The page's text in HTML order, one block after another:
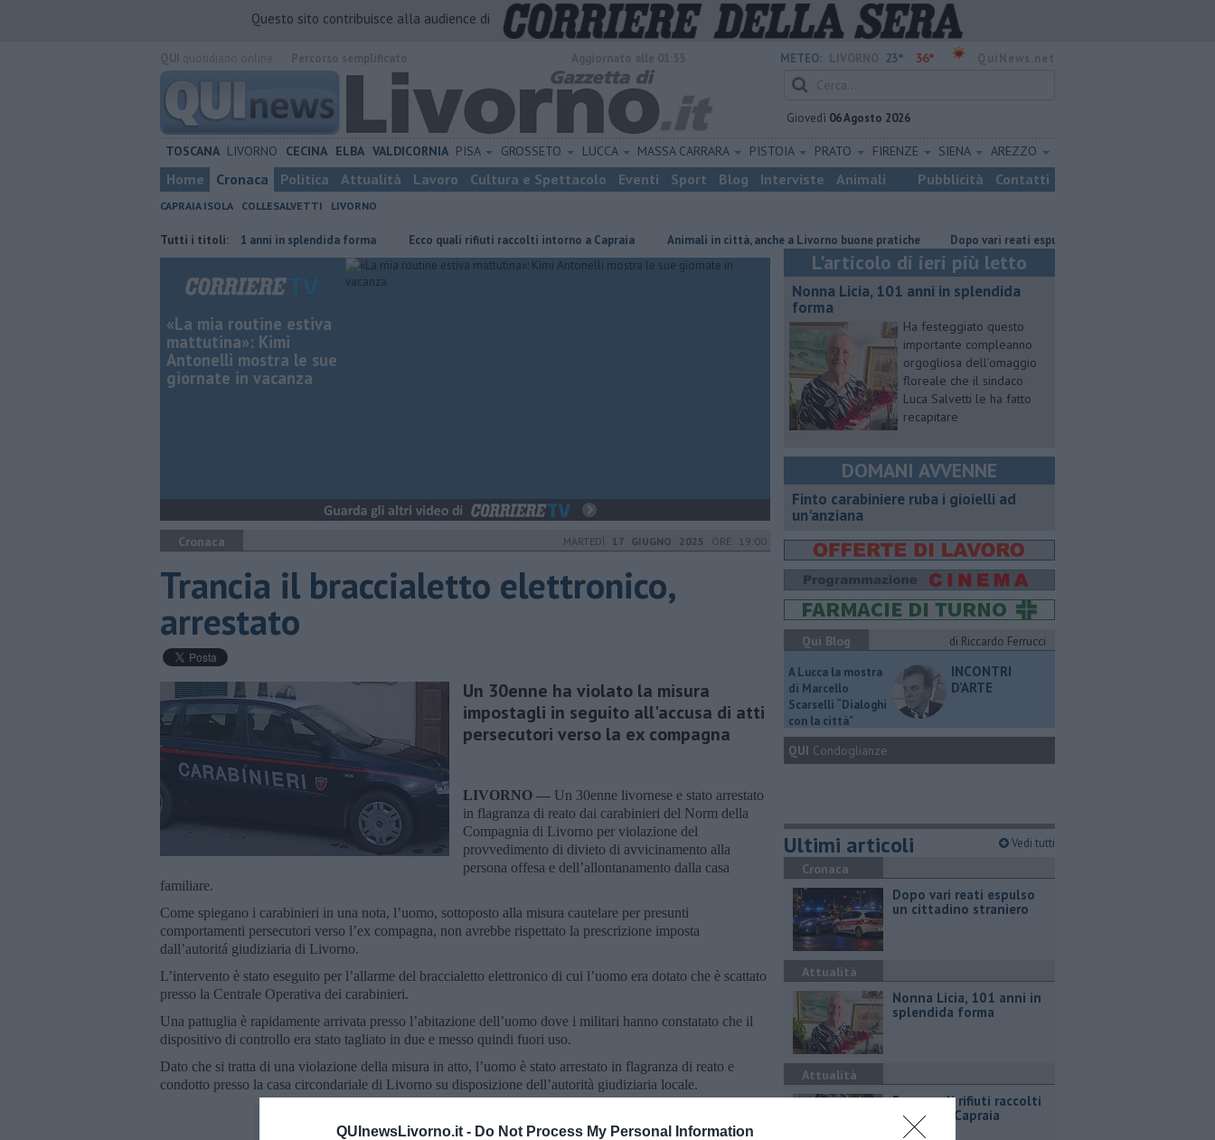
QUInewsLivorno.it - Do Not Process My Personal Information
Questo sito contribuisce alla audience di
METEO: 23° 36°
Giovedì 06 Agosto 2026
TOSCANA LIVORNO CECINA ELBA VALDICORNIA PISA GROSSETO LUCCA MASSA CARRARA PISTOIA PRATO FIRENZE SIENA AREZZO
Home Cronaca Politica Attualità Lavoro Cultura e Spettacolo Eventi Sport Blog Interviste Animali Pubblicità Contatti
CAPRAIA ISOLA COLLESALVETTI LIVORNO
Tutti i titoli:
Nonna Licia, 101 anni in splendida forma Ecco quali rifiuti raccolti intorno a Capraia Animali in città, anche a Livorno buone pratiche Dopo vari reati espulso un cittadino straniero
«La mia routine estiva
mattutina»: Kimi
Antonelli mostra le sue
giornate in vacanza
Cronaca MARTEDÌ 17 GIUGNO 2025 ORE 19:00
Trancia il braccialetto elettronico,
arrestato
Un 30enne ha violato la misura
impostagli in seguito all'accusa di atti
persecutori verso la ex compagna
LIVORNO — Un 30enne livornese e stato arrestato
in flagranza di reato dai carabinieri del Norm della
Compagnia di Livorno per violazione del
provvedimento di divieto di avvicinamento alla
persona offesa e dell’allontanamento dalla casa
familiare.
Come spiegano i carabinieri in una nota, l’uomo, sottoposto alla misura cautelare per presunti
comportamenti persecutori verso l’ex compagna, non avrebbe rispettato la prescrizione imposta
dall’autoritá giudiziaria di Livorno.
L’intervento è stato eseguito per l’allarme del braccialetto elettronico di cui l’uomo era dotato che è scattato
presso la Centrale Operativa dei carabinieri.
Una pattuglia è rapidamente arrivata presso l’abitazione dell’uomo dove i militari hanno constatato che il
dispositivo di controllo era stato tagliato in due e messo quindi fuori uso.
Dato che si tratta di una violazione della misura in atto, l’uomo è stato arrestato in flagranza di reato e
condotto presso la casa circondariale di Livorno su disposizione dell’autorità giudiziaria locale.
L'articolo di ieri più letto
Nonna Licia, 101 anni in splendida
forma
Ha festeggiato questo
importante compleanno
orgogliosa dell’omaggio
floreale che il sindaco
Luca Salvetti le ha fatto
recapitare
DOMANI AVVENNE
Finto carabiniere ruba i gioielli ad
un'anziana
Qui Blog
di Riccardo Ferrucci
A Lucca la mostra
di Marcello
Scarselli “Dialoghi
con la città"
INCONTRI
D'ARTE
QUI Condoglianze
Ultimi articoli Vedi tutti
Cronaca
Dopo vari reati espulso
un cittadino straniero
Attualità
Nonna Licia, 101 anni in
splendida forma
Attualità
Ecco quali rifiuti raccolti
intorno a Capraia